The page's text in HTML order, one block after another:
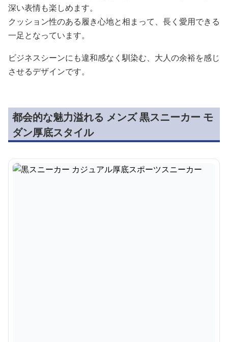
深い表情も楽しめます。
クッション性のある履き心地と相まって、長く愛用できる
一足となっています。
ビジネスシーンにも違和感なく馴染む、大人の余裕を感じ
させるデザインです。
都会的な魅力溢れる メンズ 黒スニーカー モ
ダン厚底スタイル